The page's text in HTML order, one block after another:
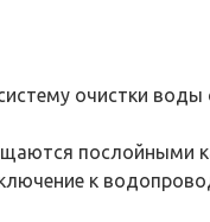
очистки
послойными
к